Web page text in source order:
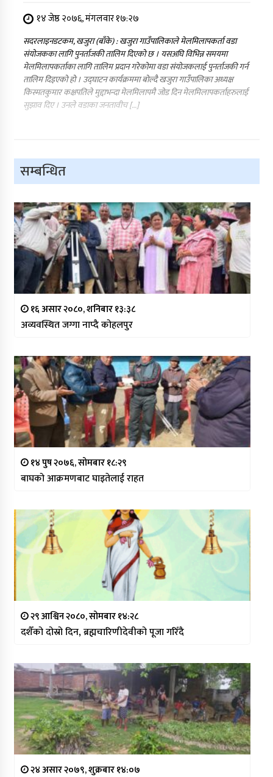
१४ जेष्ठ २०७६, मंगलवार १७:२७
सदरलाइनडटकम, खजुरा (बाँके) : खजुरा गाउँपालिकाले मेलमिलापकर्ता वडा
संयोजकका लागि पुनर्ताजकी तालिम दिएको छ । यसअघि विभिन्न समयमा
मेलमिलापकर्ताका लागि तालिम प्रदान गरेकोमा वडा संयोजकलाई पुनर्ताजकी गर्न
तालिम दिइएको हो । उद्घाटन कार्यक्रममा बोल्दै खजुरा गाउँपालिका अध्यक्ष
किस्मतकुमार कक्षपतिले मुद्दाभन्दा मेलमिलापमै जोड दिन मेलमिलापकर्ताहरुलाई
सुझाव दिए । उनले वडाका जनतावीच […]
सम्बन्धित
१६ असार २०८०, शनिबार १३:३८
अव्यवस्थित जग्गा नाप्दै कोहलपुर
१४ पुष २०७६, सोमबार १८:२९
बाघको आक्रमणबाट घाइतेलाई राहत
२९ आश्विन २०८०, सोमबार १४:२८
दशैँको दोस्रो दिन, ब्रह्मचारिणीदेवीको पूजा गरिँदै
२४ असार २०७९, शुक्रबार १४:०७